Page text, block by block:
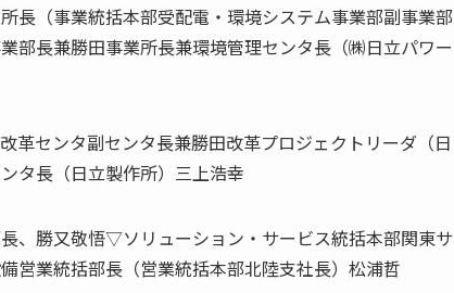
長（事業統括本部受配電・環境システム事業部副事業部
長兼勝田事業所長兼環境管理センタ長（㈱日立パワー
センタ副センタ長兼勝田改革プロジェクトリーダ（日
タ長（日立製作所）三上浩幸
、勝又敬悟▽ソリューション・サービス統括本部関東サ
営業統括部長（営業統括本部北陸支社長）松浦哲